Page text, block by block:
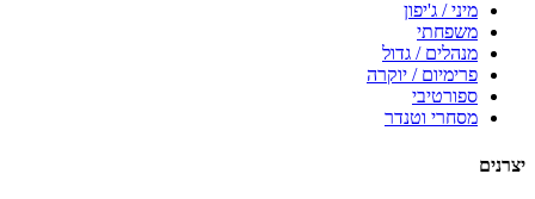
מיני / ג'יפון
משפחתי
מנהלים / גדול
פרימיום / יוקרה
ספורטיבי
מסחרי וטנדר
יצרנים